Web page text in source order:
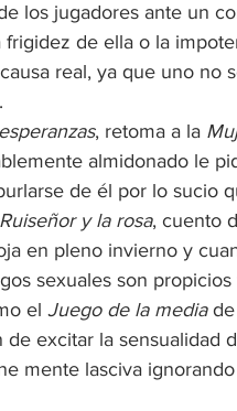
los jugadores ante un
de ella o la
real, ya que uno no
, retoma a la
almidonado le
de él por lo sucio
y la rosa, cuento
en pleno invierno y
sexuales son
el Juego de la media de
excitar la sensualidad
mente lasciva